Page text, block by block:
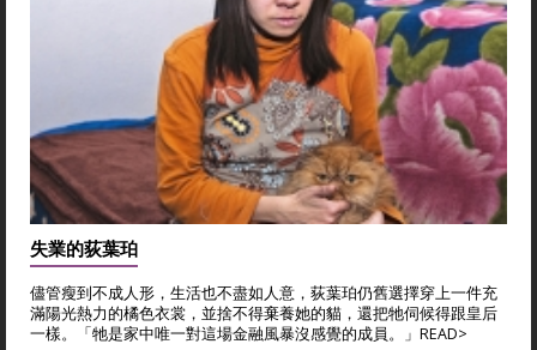
失業的荻葉珀
儘管瘦到不成人形，生活也不盡如人意，荻葉珀仍舊選擇穿上一件充
滿陽光熱力的橘色衣裳，並捨不得棄養她的貓，還把牠伺候得跟皇后
一樣。「牠是家中唯一對這場金融風暴沒感覺的成員。」 READ>